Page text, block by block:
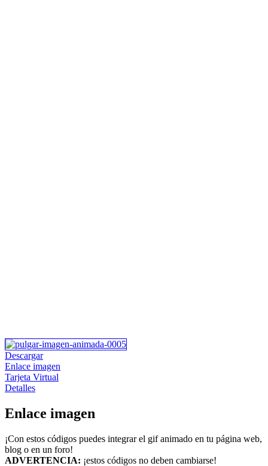
Descargar
Enlace imagen
Tarjeta Virtual
Detalles
Enlace imagen
¡Con estos códigos puedes integrar el gif animado en tu página web,
blog o en un foro!
ADVERTENCIA: ¡estos códigos no deben cambiarse!